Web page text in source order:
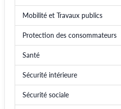
Mobilité et Travaux publics
Protection des consommateurs
Santé
Sécurité intérieure
Sécurité sociale